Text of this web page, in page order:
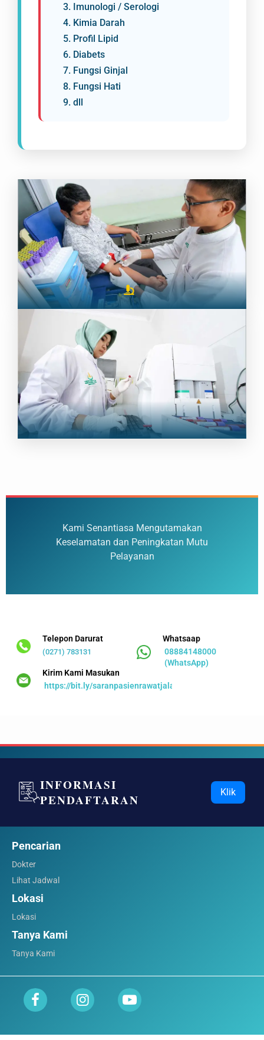
3. Imunologi / Serologi
4. Kimia Darah
5. Profil Lipid
6. Diabets
7. Fungsi Ginjal
8. Fungsi Hati
9. dll
Kami Senantiasa Mengutamakan
Keselamatan dan Peningkatan Mutu
Pelayanan
Telepon Darurat
(0271) 783131
Whatsaap
08884148000
(WhatsApp)
Kirim Kami Masukan
https://bit.ly/saranpasienrawatjalan
INFORMASI
PENDAFTARAN
Klik
Pencarian
Dokter
Lihat Jadwal
Lokasi
Lokasi
Tanya Kami
Tanya Kami